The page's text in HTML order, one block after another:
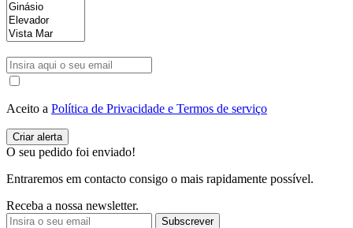
Aceito a Política de Privacidade e Termos de serviço
O seu pedido foi enviado!
Entraremos em contacto consigo o mais rapidamente possível.
Receba a nossa newsletter.
Subscrever